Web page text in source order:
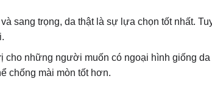
sang trọng, da thật là sự lựa chọn tốt nhất.
cho những người muốn có ngoại hình giống
chống mài mòn tốt hơn.